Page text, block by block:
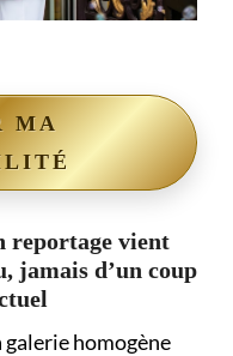
MA
reportage vient
jamais d’un coup
galerie homogène